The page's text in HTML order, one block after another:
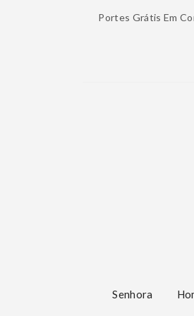
Portes Grátis Em
Senhora